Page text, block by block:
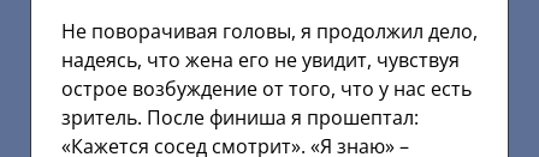
Не поворачивая головы, я продолжил дело,
надеясь, что жена его не увидит, чувствуя
острое возбуждение от того, что у нас есть
зритель. После финиша я прошептал:
«Кажется сосед смотрит». «Я знаю» –